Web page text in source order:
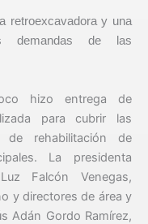
retroexcavadora y una
demandas de las
hizo entrega de
para cubrir las
de rehabilitación de
La presidenta
Falcón Venegas,
y directores de área y
Adán Gordo Ramírez,